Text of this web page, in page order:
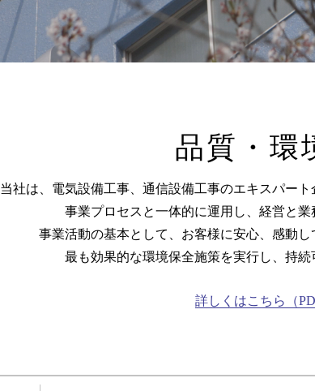
品質・環
当社は、電気設備工事、通信設備工事のエキスパー
事業プロセスと一体的に運用し、経営と業
事業活動の基本として、お客様に安心、感動し
最も効果的な環境保全施策を実行し、持続
詳しくはこちら（